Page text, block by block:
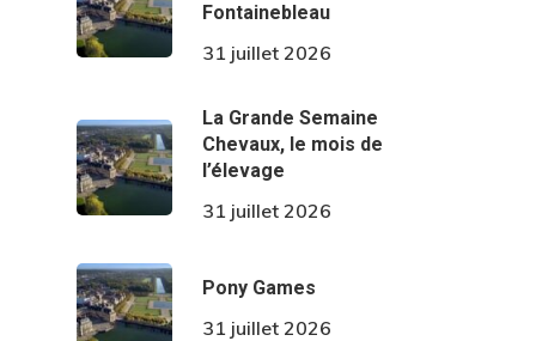
Fontainebleau
31 juillet 2026
La Grande Semaine
Chevaux, le mois de
l’élevage
31 juillet 2026
Pony Games
31 juillet 2026